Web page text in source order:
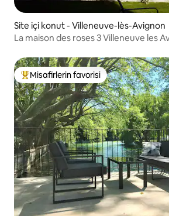
Site içi konut - Villeneuve-lès-Avignon
La maison des roses 3 Villeneuve les
Misafirlerin favorilerinden en
Misafirlerin favorisi